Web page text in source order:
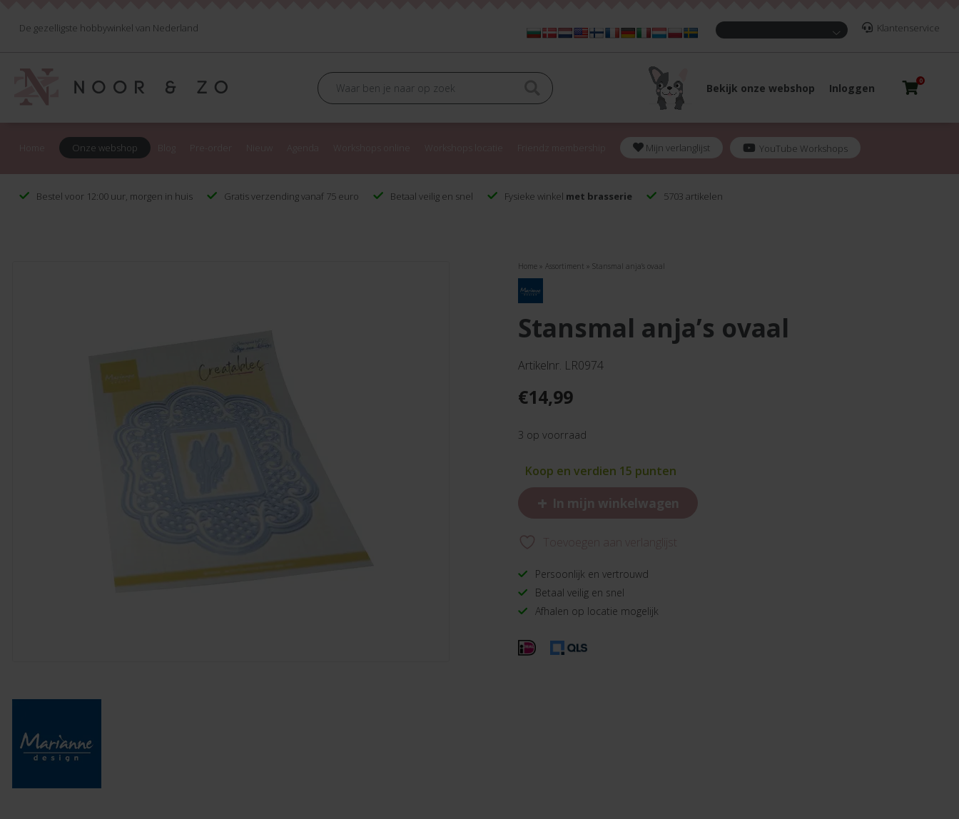
De gezelligste hobbywinkel van Nederland Klantenservice
Bekijk onze webshop Inloggen
0
Onze webshop Mijn verlanglijst YouTube Workshops
Bestel voor 12:00 uur, morgen in huis Gratis verzending vanaf 75 euro Betaal veilig en snel Fysieke winkel met brasserie 5703 artikelen
Home »Assortiment »Stansmal anja’s ovaal
stansmal anja’s ovaal
Artikelnr. LR0974
€14,99
3 op voorraad
Koop en verdien 15 punten
+ In mijn winkelwagen
Toevoegen aan verlanglijst
Persoonlijk en vertrouwd
Betaal veilig en snel
Afhalen op locatie mogelijk